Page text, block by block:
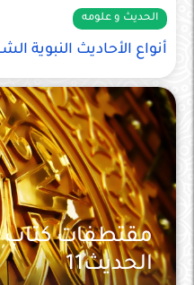
الحديث و علومه
أنواع الأحاديث النبوية
مقتطفات كتاب
الحديث11